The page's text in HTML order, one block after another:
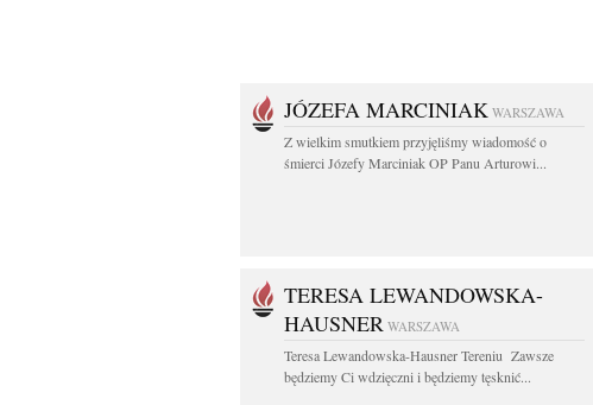
JÓZEFA MARCINIAK WARSZAWA
Z wielkim smutkiem przyjęliśmy wiadomość o
śmierci Józefy Marciniak OP Panu Arturowi...
TERESA LEWANDOWSKA-
HAUSNER WARSZAWA
Teresa Lewandowska-Hausner Tereniu Zawsze
będziemy Ci wdzięczni i będziemy tęsknić...